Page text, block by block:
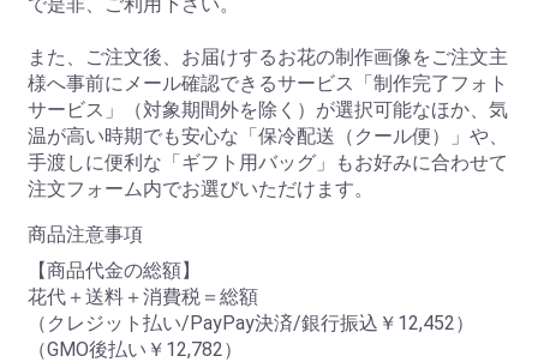
また、ご注文後、お届けするお花の制作画像をご注文主
様へ事前にメール確認できるサービス「制作完了フォト
サービス」（対象期間外を除く）が選択可能なほか、気
温が高い時期でも安心な「保冷配送（クール便）」や、
手渡しに便利な「ギフト用バッグ」もお好みに合わせて
注文フォーム内でお選びいただけます。
商品注意事項
【商品代金の総額】
花代＋送料＋消費税＝総額
（クレジット払い/PayPay決済/銀行振込￥12,452）
（GMO後払い￥12,782）